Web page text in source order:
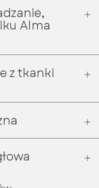
Alma
z tkanki